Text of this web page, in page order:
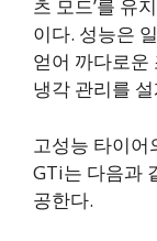
츠 모드’를 유
이다. 성능은
얻어 까다로운
냉각 관리를
고성능 타이어
GTi는 다음과
공한다.